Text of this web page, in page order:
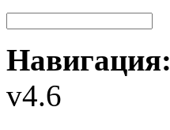
Навигация:
v4.6